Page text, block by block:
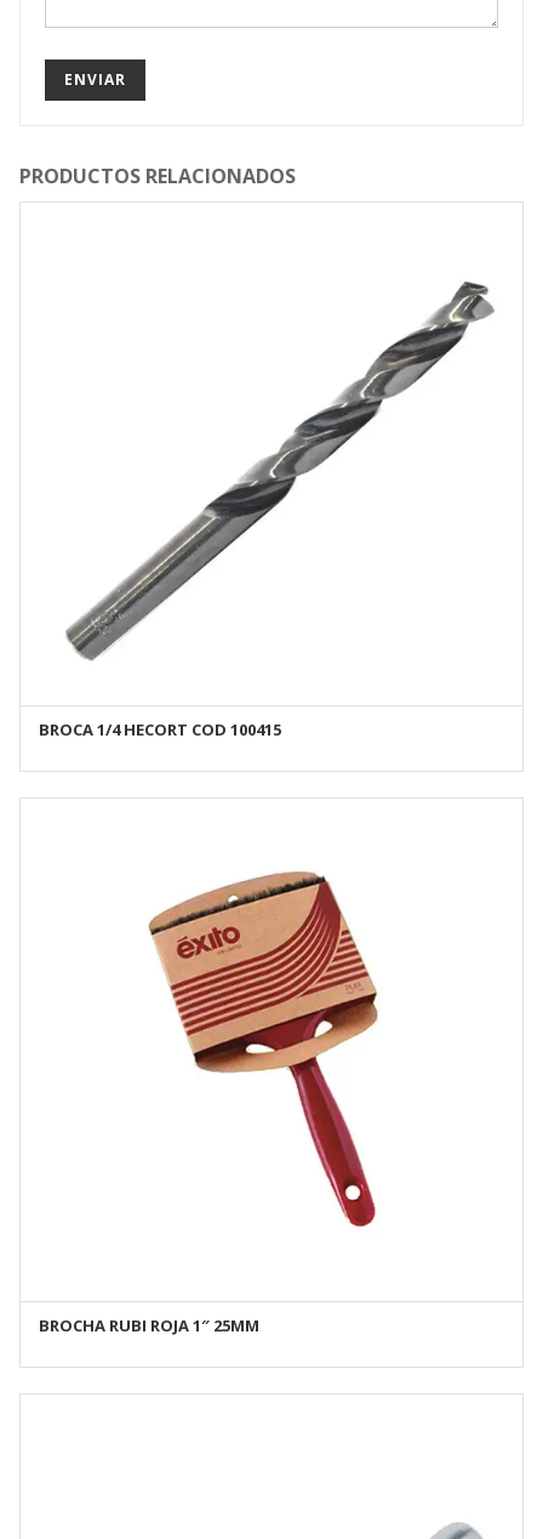
PRODUCTOS RELACIONADOS
AÑADIR AL CARRITO
BROCA 1/4 HECORT COD 100415
AÑADIR AL CARRITO
BROCHA RUBI ROJA 1″ 25MM